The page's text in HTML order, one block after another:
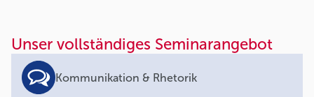
Unser vollständiges Seminarangebot
Kommunikation & Rhetorik